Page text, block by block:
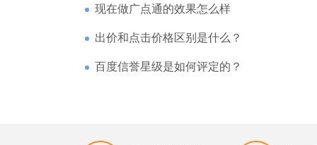
现在做广点通的效果怎么样
出价和点击价格区别是什么？
百度信誉星级是如何评定的？